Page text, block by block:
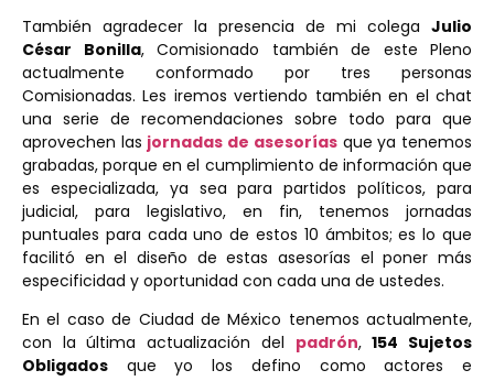
También agradecer la presencia de mi colega Julio
César Bonilla, Comisionado también de este Pleno
actualmente conformado por tres personas
Comisionadas. Les iremos vertiendo también en el chat
una serie de recomendaciones sobre todo para que
aprovechen las jornadas de asesoríasque ya tenemos
grabadas, porque en el cumplimiento de información que
es especializada, ya sea para partidos políticos, para
judicial, para legislativo, en fin, tenemos jornadas
puntuales para cada uno de estos 10 ámbitos; es lo que
facilitó en el diseño de estas asesorías el poner más
especificidad y oportunidad con cada una de ustedes.
En el caso de Ciudad de México tenemos actualmente,
con la última actualización del padrón,154 Sujetos
Obligados que yo los defino como actores e